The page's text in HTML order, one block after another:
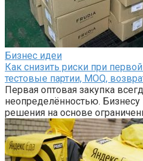
Бизнес идеи
Как снизить риски при
тестовые партии, MOQ,
Первая оптовая закупка
неопределённостью. Бизнесу
решения на основе